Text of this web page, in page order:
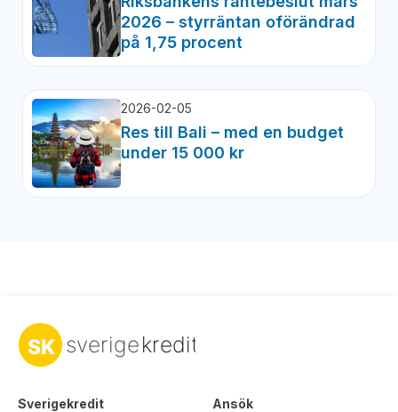
2026 – styrräntan oförändrad
på 1,75 procent
2026-02-05
Res till Bali – med en budget
under 15 000 kr
Sverigekredit Ansök